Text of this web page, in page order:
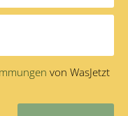
von WasJetzt